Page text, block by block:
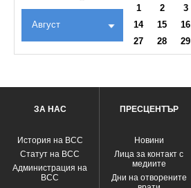
Август
1 2 3
14
15 16
27
28 29
ЗА НАС
История на ВСС
Статут на ВСС
Администрация на
ВСС
ПРЕСЦЕНТЪР
Новини
Лица за контакт с
медиите
Дни на отворените